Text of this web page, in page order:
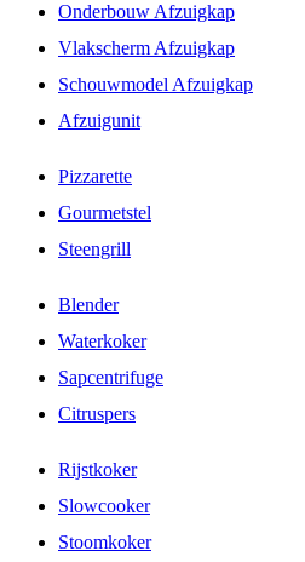
Onderbouw Afzuigkap
Vlakscherm Afzuigkap
Schouwmodel Afzuigkap
Afzuigunit
Pizzarette
Gourmetstel
Steengrill
Blender
Waterkoker
Sapcentrifuge
Citruspers
Rijstkoker
Slowcooker
Stoomkoker